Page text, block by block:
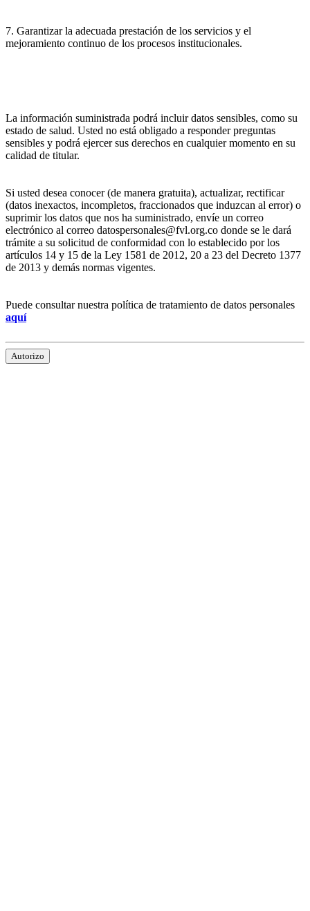
7. Garantizar la adecuada prestación de los servicios y el
mejoramiento continuo de los procesos institucionales.
La información suministrada podrá incluir datos sensibles, como su
estado de salud. Usted no está obligado a responder preguntas
sensibles y podrá ejercer sus derechos en cualquier momento en su
calidad de titular.
Si usted desea conocer (de manera gratuita), actualizar, rectificar
(datos inexactos, incompletos, fraccionados que induzcan al error) o
suprimir los datos que nos ha suministrado, envíe un correo
electrónico al correo datospersonales@fvl.org.co donde se le dará
trámite a su solicitud de conformidad con lo establecido por los
artículos 14 y 15 de la Ley 1581 de 2012, 20 a 23 del Decreto 1377
de 2013 y demás normas vigentes.
Puede consultar nuestra política de tratamiento de datos personales
aquí
Autorizo